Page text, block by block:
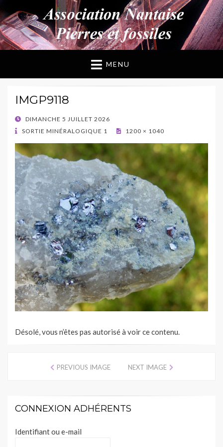
ANPF
Association Nantaise Pierres et Fossiles
MENU
IMGP9118
POSTED
ON
DIMANCHE 5 JUILLET 2026
SORTIE MINÉRALOGIQUE 1
1200 × 1040
Désolé, vous n’êtes pas autorisé à voir ce contenu.
PREVIOUS IMAGE NEXT IMAGE
CONNEXION ADHÉRENTS
Identifiant ou e-mail